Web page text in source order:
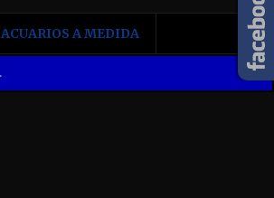
ACUARIOS A MEDIDA